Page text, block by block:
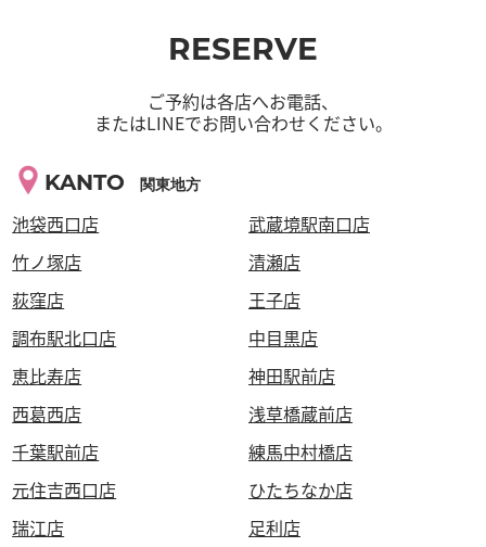
RESERVE
ご予約は各店へお電話、
またはLINEでお問い合わせください。
KANTO 関東地方
池袋西口店
武蔵境駅南口店
竹ノ塚店
清瀬店
荻窪店
王子店
調布駅北口店
中目黒店
恵比寿店
神田駅前店
西葛西店
浅草橋蔵前店
千葉駅前店
練馬中村橋店
元住吉西口店
ひたちなか店
瑞江店
足利店